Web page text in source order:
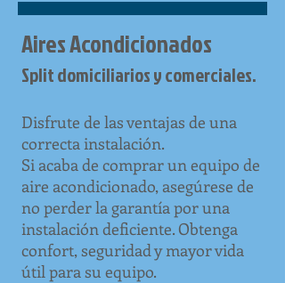
Aires Acondicionados
Split domiciliarios y comerciales.
Disfrute de las ventajas de una
correcta instalación.
Si acaba de comprar un equipo de
aire acondicionado, asegúrese de
no perder la garantía por una
instalación deficiente. Obtenga
confort, seguridad y mayor vida
útil para su equipo.